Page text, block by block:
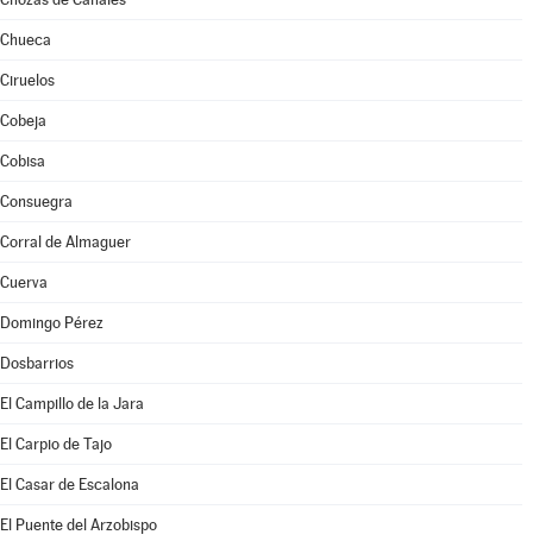
Chueca
Ciruelos
Cobeja
Cobisa
Consuegra
Corral de Almaguer
Cuerva
Domingo Pérez
Dosbarrios
El Campillo de la Jara
El Carpio de Tajo
El Casar de Escalona
El Puente del Arzobispo